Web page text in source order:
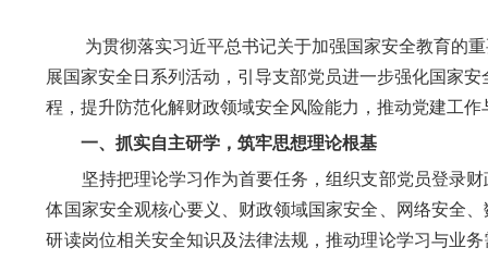
为贯彻落实习近平总书记关于加强国家安全教育的重
展国家安全日系列活动，引导支部党员进一步强化国家
程，提升防范化解财政领域安全风险能力，推动党建工
一、抓实自主研学，筑牢思想理论根基
坚持把理论学习作为首要任务，组织支部党员登录财
体国家安全观核心要义、财政领域国家安全、网络安全
研读岗位相关安全知识及法律法规，推动理论学习与业